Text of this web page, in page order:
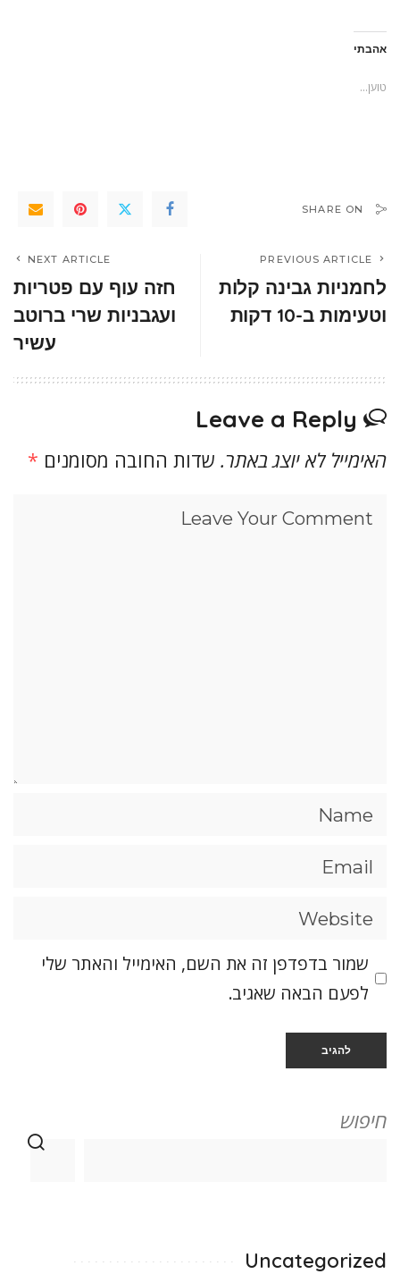
אהבתי
טוען...
SHARE ON
PREVIOUS ARTICLE
לחמניות גבינה קלות
וטעימות ב-10 דקות
NEXT ARTICLE
חזה עוף עם פטריות
ועגבניות שרי ברוטב
עשיר
Leave a Reply
האימייל לא יוצג באתר. שדות החובה מסומנים *
שמור בדפדפן זה את השם, האימייל והאתר שלי
לפעם הבאה שאגיב.
חיפוש
Uncategorized